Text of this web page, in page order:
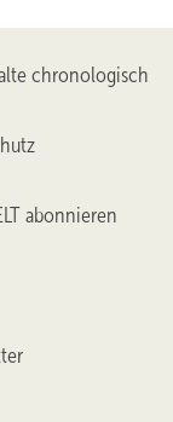
chronologisch
abonnieren